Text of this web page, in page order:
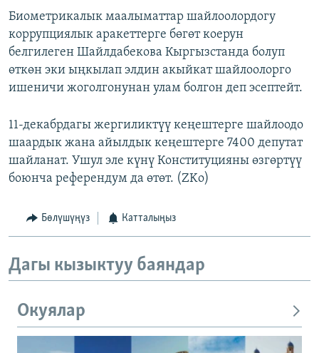
Биометрикалык маалыматтар шайлоолордогу
коррупциялык аракеттерге бөгөт коерун
белгилеген Шайлдабекова Кыргызстанда болуп
өткөн эки ыңкылап элдин акыйкат шайлоолорго
ишеничи жоголгонунан улам болгон деп эсептейт.
11-декабрдагы жергиликтүү кеңештерге шайлоодо
шаардык жана айылдык кеңештерге 7400 депутат
шайланат. Ушул эле күнү Конституцияны өзгөртүү
боюнча референдум да өтөт. (ZKo)
Бөлүшүңүз Катталыңыз
Дагы кызыктуу баяндар
Окуялар